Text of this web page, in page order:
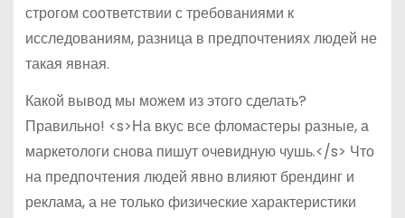
строгом соответствии с требованиями к
исследованиям, разница в предпочтениях людей не
такая явная.
Какой вывод мы можем из этого сделать?
Правильно! <s>На вкус все фломастеры разные, а
маркетологи снова пишут очевидную чушь.</s> Что
на предпочтения людей явно влияют брендинг и
реклама, а не только физические характеристики